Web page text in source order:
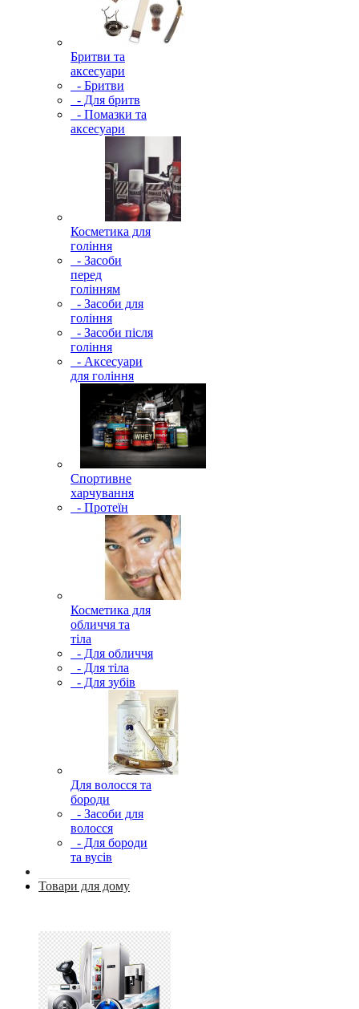
Бритви та
аксесуари
- Бритви
- Для бритв
- Помазки та
аксесуари
Косметика для
гоління
- Засоби
перед
голінням
- Засоби для
гоління
- Засоби після
гоління
- Аксесуари
для гоління
Спортивне
харчування
- Протеїн
Косметика для
обличчя та
тіла
- Для обличчя
- Для тіла
- Для зубів
Для волосся та
бороди
- Засоби для
волосся
- Для бороди
та вусів
Товари для дому